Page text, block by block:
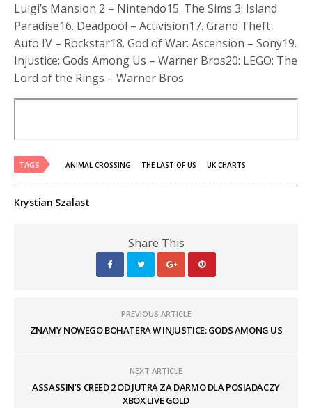
Luigi’s Mansion 2 – Nintendo15. The Sims 3: Island
Paradise16. Deadpool – Activision17. Grand Theft
Auto IV – Rockstar18. God of War: Ascension – Sony19.
Injustice: Gods Among Us – Warner Bros20: LEGO: The
Lord of the Rings – Warner Bros
TAGS ANIMAL CROSSING THE LAST OF US UK CHARTS
Krystian Szalast
Share This
PREVIOUS ARTICLE
ZNAMY NOWEGO BOHATERA W INJUSTICE: GODS AMONG US
NEXT ARTICLE
ASSASSIN’S CREED 2 OD JUTRA ZA DARMO DLA POSIADACZY
XBOX LIVE GOLD